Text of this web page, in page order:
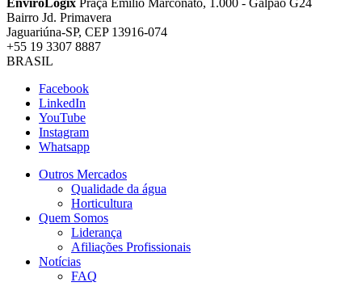
Bairro Jd. Primavera
Jaguariúna-SP, CEP 13916-074
+55 19 3307 8887
BRASIL
Facebook
LinkedIn
YouTube
Instagram
Whatsapp
Outros Mercados
Qualidade da água
Horticultura
Quem Somos
Liderança
Afiliações Profissionais
Notícias
FAQ